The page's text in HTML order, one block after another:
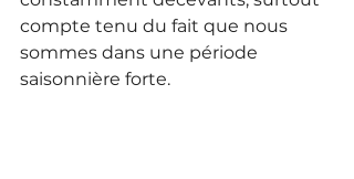
compte tenu du fait que nous
sommes dans une période
saisonnière forte.